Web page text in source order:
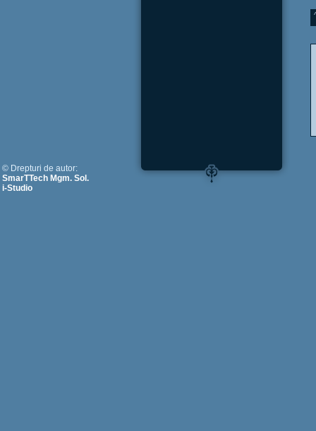
© Drepturi de autor:
SmarTTech Mgm. Sol.
i-Studio